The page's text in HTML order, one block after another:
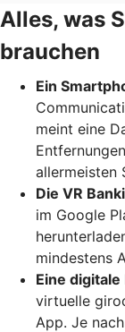
Alles, was
brauchen
Ein
meint eine
allermeisten
Die VR
im Google
mindestens
Eine
virtuelle
App. Je